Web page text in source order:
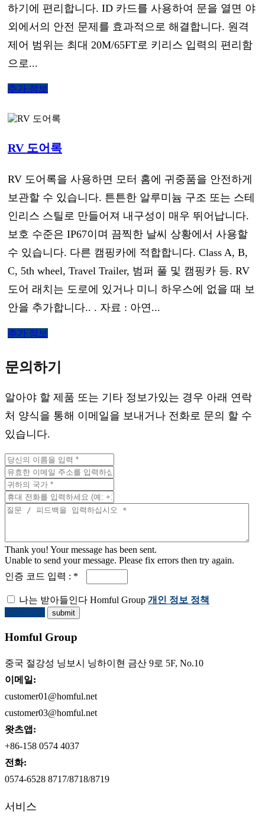
하기에 편리합니다. ID 카드를 사용하여 문을 열면 야
외에서의 안전 문제를 효과적으로 해결합니다. 원격
제어 범위는 최대 20M/65FT로 키리스 입력의 편리함
으로...
추가 정보
RV 도어록
RV 도어록을 사용하면 모터 홈에 귀중품을 안전하게
보관할 수 있습니다. 튼튼한 알루미늄 구조 또는 스테
인리스 스틸로 만들어져 내구성이 매우 뛰어납니다.
보호 수준은 IP67이며 끔찍한 날씨 상황에서 사용할
수 있습니다. 다른 캠핑카에 적합합니다. Class A, B,
C, 5th wheel, Travel Trailer, 범퍼 풀 및 캠핑카 등. RV
도어 래치는 도로에 있거나 미니 하우스에 없을 때 보
안을 추가합니다.. . 자료 : 아연...
추가 정보
문의하기
알아야 할 제품 또는 기타 정보가있는 경우 아래 연락
처 양식을 통해 이메일을 보내거나 전화로 문의 할 수
있습니다.
Thank you! Your message has been sent.
Unable to send your message. Please fix errors then try again.
인증 코드 입력 : *
나는 받아들인다 Homful Group 개인 정보 정책
Homful Group
중국 절강성 닝보시 닝하이현 금산 9로 5F, No.10
이메일:
customer01@homful.net
customer03@homful.net
왓츠앱:
+86-158 0574 4037
전화:
0574-6528 8717/8718/8719
서비스